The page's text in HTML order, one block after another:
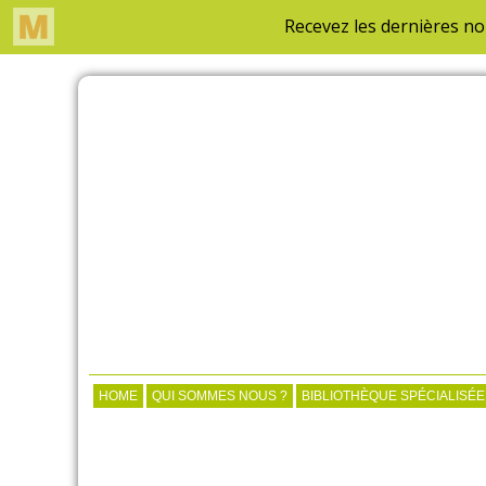
HOME QUI SOMMES NOUS ? BIBLIOTHÈQUE SPÉCIALISÉE